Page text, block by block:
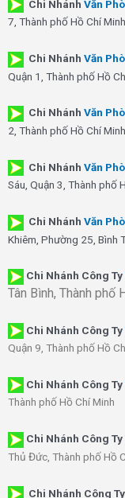
Chi Nhánh Văn
7, Thành phố Hồ Chí Minh
Chi Nhánh Văn
Quận 1, Thành phố Hồ
Chi Nhánh Văn
2, Thành phố Hồ Chí Minh
Chi Nhánh Văn
Sáu, Quận 3, Thành phố
Chi Nhánh Văn
Khiêm, Phường 25, Bình
Chi Nhánh Công Ty
Tân Bình, Thành phố
Chi Nhánh Công Ty
Quận 9, Thành phố Hồ
Chi Nhánh Công Ty
Thành phố Hồ Chí Minh
Chi Nhánh Công
Thủ Đức, Thành phố Hồ
Chi Nhánh Công Ty